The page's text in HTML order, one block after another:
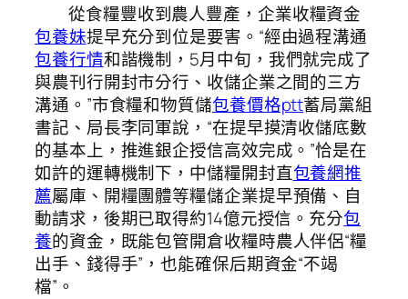
從食糧豐收到農人豐產，企業收糧資金
包養妹提早充分到位是要害。“經由過程溝通
包養行情和諧機制，5月中旬，我們就完成了
與農刊行開封市分行、收儲企業之間的三方
溝通。”市食糧和物質儲包養價格ptt蓄局黨組
書記、局長李同軍說，“在提早摸清收儲底數
的基本上，推進銀企授信高效完成。”恰是在
如許的運轉機制下，中儲糧開封直包養網推
薦屬庫、開糧團體等糧儲企業提早預備、自
動請求，後期已取得約14億元授信。充分包
養的資金，既能包管開倉收糧時農人伴侶“糧
出手、錢得手”，也能確保后期資金“不竭
檔”。